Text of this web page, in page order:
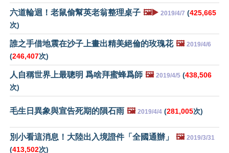
六道輪迴！老鼠偷幫英老翁整理桌子 🖼️▶️ 2019/4/7 (425,665
次)
誰之手借地震在沙子上畫出精美絕倫的玫瑰花 🖼️ 2019/4/6
(246,407次)
人自稱世界上最聰明 爲啥拜蜜蜂爲師 🖼️ 2019/4/5 (438,506
次)
毛生日異象與宣告死期的隕石雨 🖼️ 2019/4/4 (281,005次)
別小看這消息！大陸出入境證件「全國通辦」 🖼️ 2019/3/31
(413,502次)